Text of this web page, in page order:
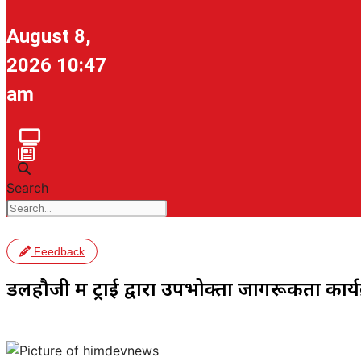
August 8,
2026 10:47
am
Search
Feedback
डलहौजी में ट्राई द्वारा उपभोक्ता जागरूकता